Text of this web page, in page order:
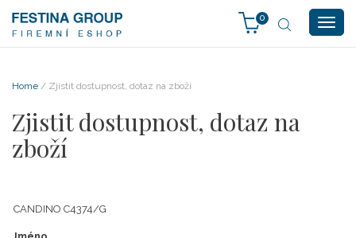
0
Home / Zjistit dostupnost, dotaz na zboží
Zjistit dostupnost, dotaz na
zboží